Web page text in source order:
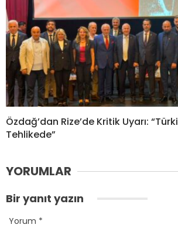
Özdağ’dan Rize’de Kritik Uyarı:
Tehlikede”
YORUMLAR
Bir yanıt yazın
Yorum *